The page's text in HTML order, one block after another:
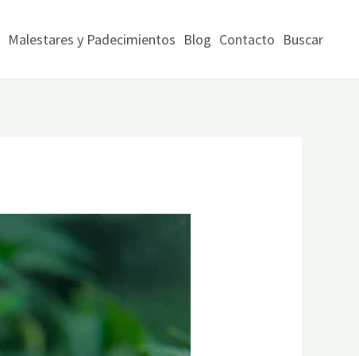
Malestares y Padecimientos Blog Contacto Buscar